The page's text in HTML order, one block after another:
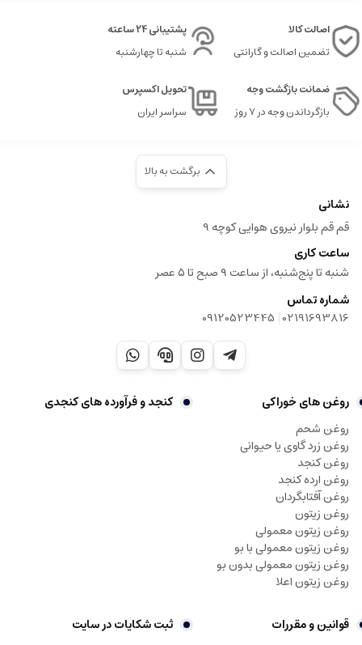
اصالت کالا
تضمین اصالت و گارانتی
پشتیبانی 24 ساعته
شنبه تا چهارشنبه
ضمانت بازگشت وجه
بازگرداندن وجه در ۷ روز
تحویل اکسپرس
سراسر ایران
برگشت به بالا
نشانی
قم قم بلوار نیروی هوایی کوچه 9
ساعت کاری
شنبه تا پنج‌شنبه، از ساعت ۹ صبح تا ۵ عصر
شماره تماس
02191693816
|
09120523445
روغن های خوراکی
روغن شحم
روغن زرد گاوی یا حیوانی
روغن کنجد
روغن ارده کنجد
روغن آفتابگردان
روغن زیتون
روغن زیتون معمولی
روغن زیتون معمولی با بو
روغن زیتون معمولی بدون بو
روغن زیتون اعلا
کنجد و فرآورده های کنجدی
قوانین و مقررات ثبت شکایات در سایت